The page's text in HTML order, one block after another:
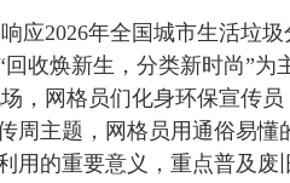
2026年全国城市生活垃圾
回收焕新生，分类新时尚”
网格员们化身环保宣传员
周主题，网格员用通俗易
用的重要意义，重点普及